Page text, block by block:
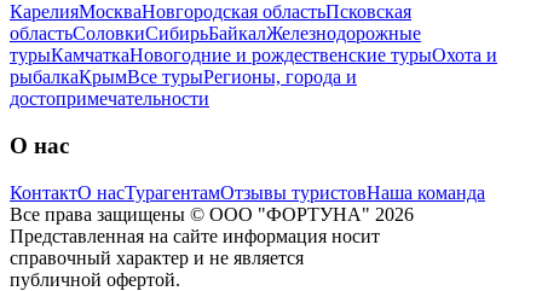
КарелияМоскваНовгородская областьПсковская
областьСоловкиСибирьБайкалЖелезнодорожные
турыКамчаткаНовогодние и рождественские турыОхота и
рыбалкаКрымВсе турыРегионы, города и
достопримечательности
О нас
КонтактО насТурагентамОтзывы туристовНаша команда
Все права защищены © ООО "ФОРТУНА" 2026
Представленная на сайте информация носит
справочный характер и не является
публичной офертой.